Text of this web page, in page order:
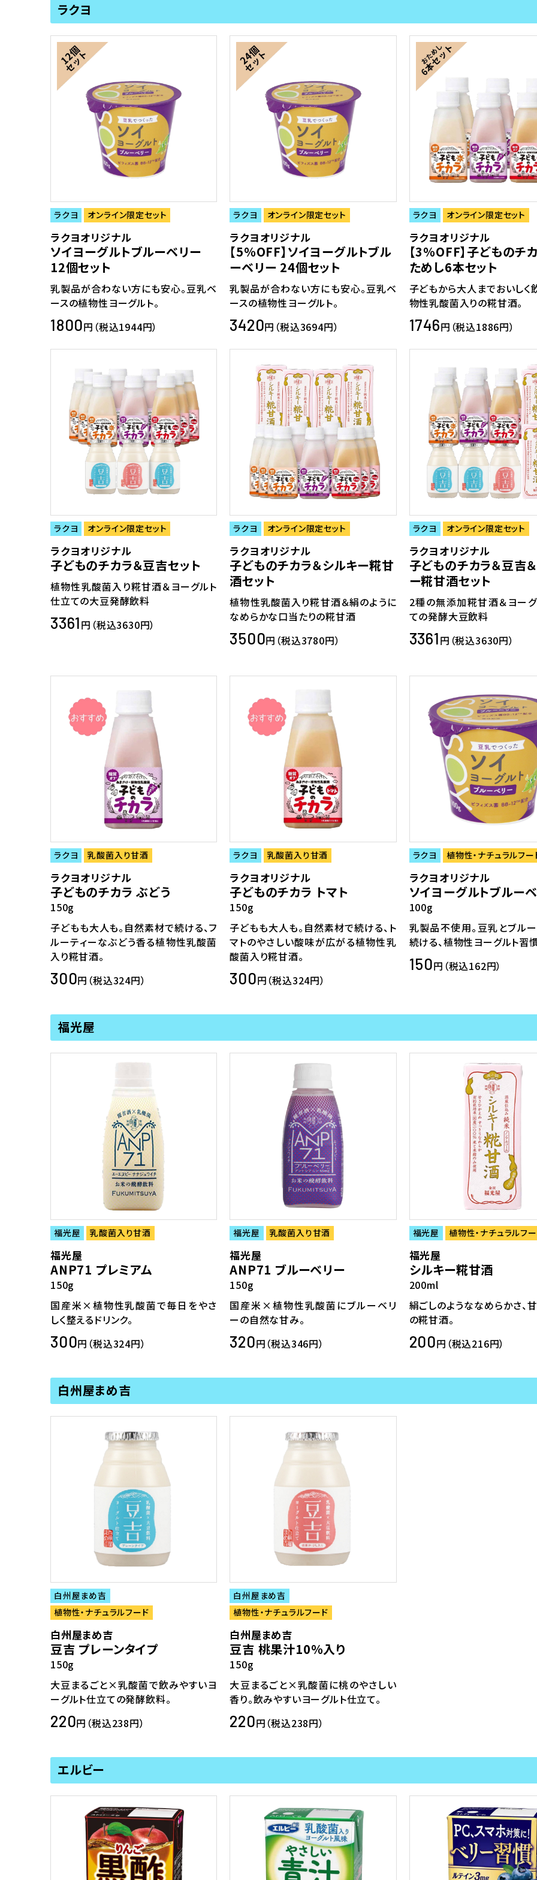
ラクヨ
ラクヨ オンライン限定セット
ラクヨオリジナル
ソイヨーグルトブルーベリー
12個セット
乳製品が合わない方にも安心。豆乳ベ
ースの植物性ヨーグルト。
1800円（税込1944円）
ラクヨ オンライン限定セット
ラクヨオリジナル
【5％OFF】ソイヨーグルトブル
ーベリー 24個セット
乳製品が合わない方にも安心。豆乳ベ
ースの植物性ヨーグルト。
3420円（税込3694円）
ラクヨ オンライン限定セット
ラクヨオリジナル
【3％OFF】子どものチ
ためし6本セット
子どもから大人までおいしく
物性乳酸菌入りの糀甘酒。
1746円（税込1886円）
ラクヨ オンライン限定セット
ラクヨオリジナル
子どものチカラ＆豆吉セット
植物性乳酸菌入り糀甘酒＆ヨーグルト
仕立ての大豆発酵飲料
3361円（税込3630円）
ラクヨ オンライン限定セット
ラクヨオリジナル
子どものチカラ＆シルキー糀甘
酒セット
植物性乳酸菌入り糀甘酒＆絹のように
なめらかな口当たりの糀甘酒
3500円（税込3780円）
ラクヨ オンライン限定セット
ラクヨオリジナル
子どものチカラ＆豆吉
ー糀甘酒セット
2種の無添加糀甘酒＆ヨー
ての発酵大豆飲料
3361円（税込3630円）
ラクヨ 乳酸菌入り甘酒
ラクヨオリジナル
子どものチカラ ぶどう
150g
子どもも大人も。自然素材で続ける、フ
ルーティーなぶどう香る植物性乳酸菌
入り糀甘酒。
300円（税込324円）
ラクヨ 乳酸菌入り甘酒
ラクヨオリジナル
子どものチカラ トマト
150g
子どもも大人も。自然素材で続ける、ト
マトのやさしい酸味が広がる植物性乳
酸菌入り糀甘酒。
300円（税込324円）
ラクヨ 植物性・ナチュラルフー
ラクヨオリジナル
ソイヨーグルトブルー
100g
乳製品不使用。豆乳とブル
続ける、植物性ヨーグルト習慣
150円（税込162円）
福光屋
福光屋 乳酸菌入り甘酒
福光屋
ANP71 プレミアム
150g
国産米×植物性乳酸菌で毎日をやさ
しく整えるドリンク。
300円（税込324円）
福光屋 乳酸菌入り甘酒
福光屋
ANP71 ブルーベリー
150g
国産米×植物性乳酸菌にブルーベリ
ーの自然な甘み。
320円（税込346円）
福光屋 植物性・ナチュラルフ
福光屋
シルキー糀甘酒
200ml
絹ごしのようななめらかさ、
の糀甘酒。
200円（税込216円）
白州屋まめ吉
白州屋まめ吉
植物性・ナチュラルフード
白州屋まめ吉
豆吉 プレーンタイプ
150g
大豆まるごと×乳酸菌で飲みやすいヨ
ーグルト仕立ての発酵飲料。
220円（税込238円）
白州屋まめ吉
植物性・ナチュラルフード
白州屋まめ吉
豆吉 桃果汁10％入り
150g
大豆まるごと×乳酸菌に桃のやさしい
香り。飲みやすいヨーグルト仕立て。
220円（税込238円）
エルビー